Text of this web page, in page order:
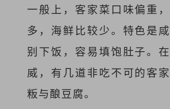
一般上，客家菜口味偏重
多，海鲜比较少。特色是
别下饭，容易填饱肚子。
威，有几道非吃不可的客
粄与酿豆腐。